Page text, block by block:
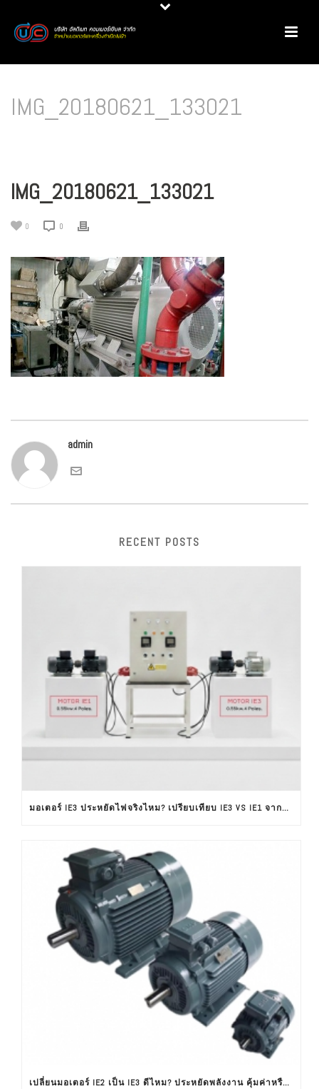
IMG_20180621_133021
IMG_20180621_133021
0 0
admin
RECENT POSTS
มอเตอร์ IE3 ประหยัดไฟจริงไหม? เปรียบเทียบ IE3 VS IE1 จากผลทดสอบใช้งานจริง
เปลี่ยนมอเตอร์ IE2 เป็น IE3 ดีไหม? ประหยัดพลังงาน คุ้มค่าหรือไม่ ?